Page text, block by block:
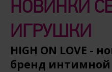
НОВИНКИ
ИГРУШКИ
HIGH ON LOVE -
бренд интимной